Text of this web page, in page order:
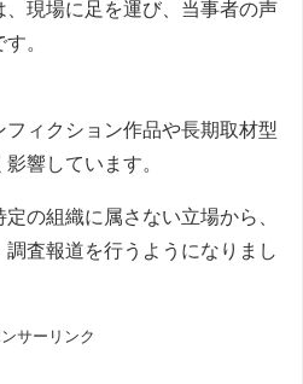
現場に足を運び、当事者の声
。
フィクション作品や長期取材型
響しています。
の組織に属さない立場から、
査報道を行うようになりまし
サーリンク